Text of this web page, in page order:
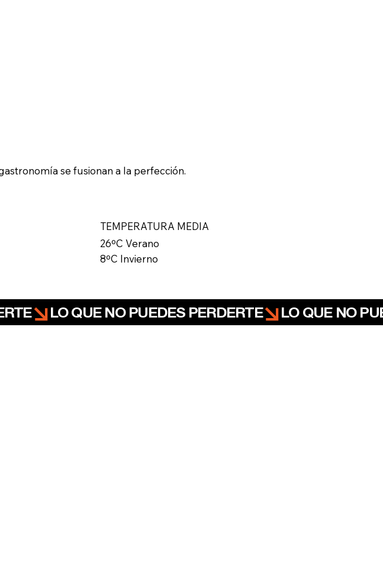
se fusionan a la perfección.
TEMPERATURA MEDIA
26ºC Verano
8ºC Invierno